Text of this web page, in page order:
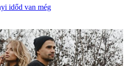
időd van még